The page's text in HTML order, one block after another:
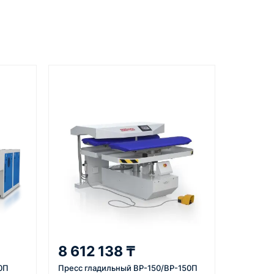
(из-за перегрева, наличия пропиток в
свободным, без заеданий, а работу
условия,
или
5
Отправка
Проверяем товар перед
отправкой, организуем
доставку и передаём
8 612 138 ₸
Пресс гладильный ВР-150/ВР-150П